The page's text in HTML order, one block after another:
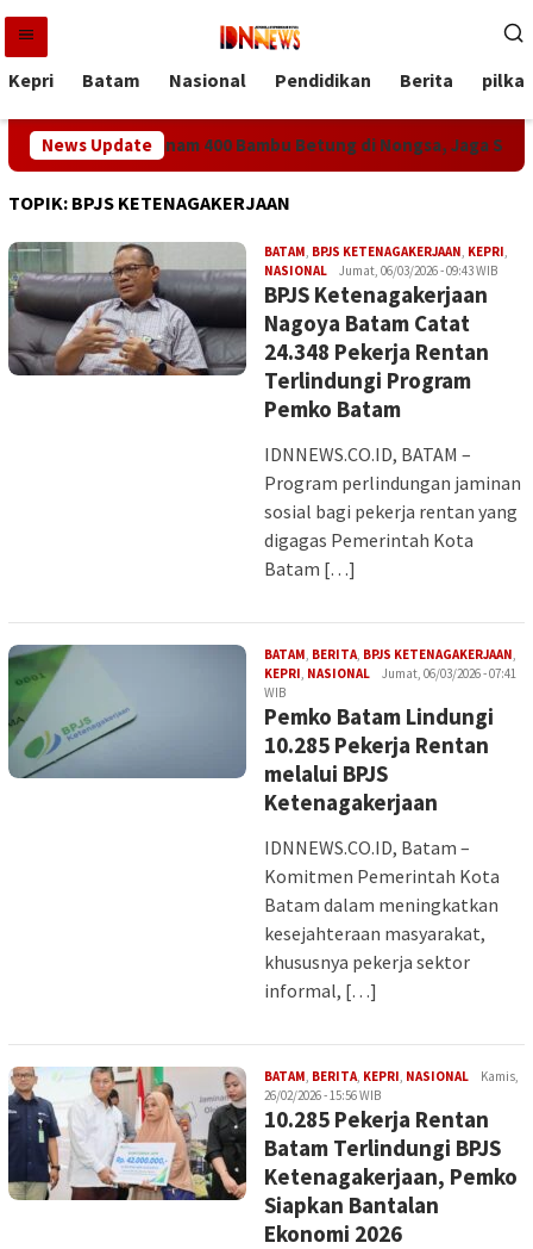
Loncat
konten
Kepri Batam Nasional Pendidikan Berita
News Update
McDermott Tanam 400 Bambu Betung di Nongsa, Jaga Sumber
TOPIK: BPJS KETENAGAKERJAAN
BATAM, BPJS KETENAGAKERJAAN, KEPRI,
NASIONALImanJumat, 06/03/2026 - 09:43 WIB
BPJS Ketenagakerjaan
Nagoya Batam Catat
24.348 Pekerja Rentan
Terlindungi Program
Pemko Batam
IDNNEWS.CO.ID, BATAM –
Program perlindungan jaminan
sosial bagi pekerja rentan yang
digagas Pemerintah Kota
Batam […]
BATAM, BERITA, BPJS KETENAGAKERJAAN,
KEPRI, NASIONALImanJumat, 06/03/2026 - 07:41
WIB
Pemko Batam Lindungi
10.285 Pekerja Rentan
melalui BPJS
Ketenagakerjaan
IDNNEWS.CO.ID, Batam –
Komitmen Pemerintah Kota
Batam dalam meningkatkan
kesejahteraan masyarakat,
khususnya pekerja sektor
informal, […]
BATAM, BERITA, KEPRI, NASIONALImanKamis,
26/02/2026 - 15:56 WIB
10.285 Pekerja Rentan
Batam Terlindungi BPJS
Ketenagakerjaan, Pemko
Siapkan Bantalan
Ekonomi 2026